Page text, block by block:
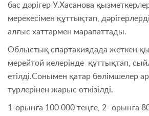
бас дәрігер У.Хасанова
мерекесімен құттықтап,
алғыс хаттармен марапаттады.
Облыстық спартакиядада жеткен
мерейтой иелерінде құттықтап,
етілді.Сонымен қатар бөлімшелер
түрлерінен жарыс өткізілді.
1-орынға 100 000 теңге, 2- орынға